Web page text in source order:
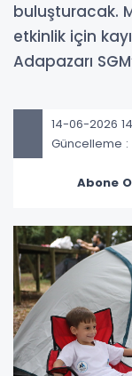
buluşturacak.
etkinlik için
Adapazarı
14-06-2026
Güncelleme :
Abone